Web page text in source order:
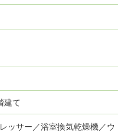
建て
ッサー／浴室換気乾燥機／ウ